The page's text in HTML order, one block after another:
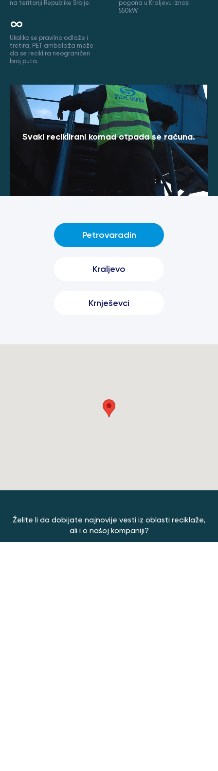
na teritoriji Republike Srbije.
pogona u Kraljevu iznosi
550kW.
∞
Ukoliko se pravilno odlaže i
tretira, PET ambalaža može
da se reciklira neograničen
broj puta.
Svaki reciklirani komad otpada se računa.
Petrovaradin
Kraljevo
Krnješevci
Želite li da dobijate najnovije vesti iz oblasti reciklaže,
ali i o našoj kompaniji?